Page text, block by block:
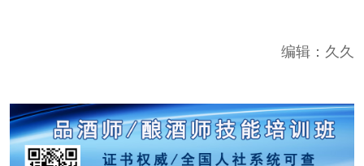
编辑：久久